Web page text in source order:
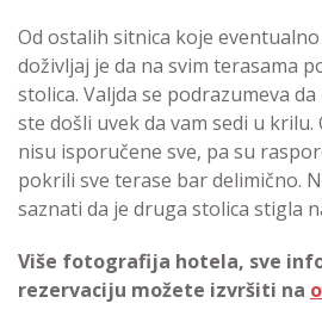
Od ostalih sitnica koje
doživljaj je da na svim terasama
stolica. Valjda se podrazumeva
ste došli uvek da vam sedi u krilu.
nisu isporučene sve, pa su
pokrili sve terase bar delimično.
saznati da je druga stolica stigla
Više fotografija hotela, sve
rezervaciju možete izvršiti na